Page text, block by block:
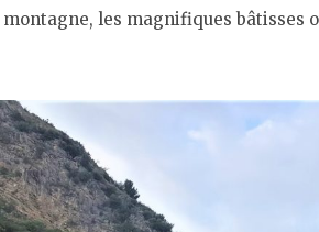
montagne, les magnifiques bâtisses